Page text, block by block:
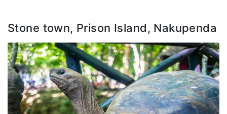
Stone town, Prison Island, Nakupenda